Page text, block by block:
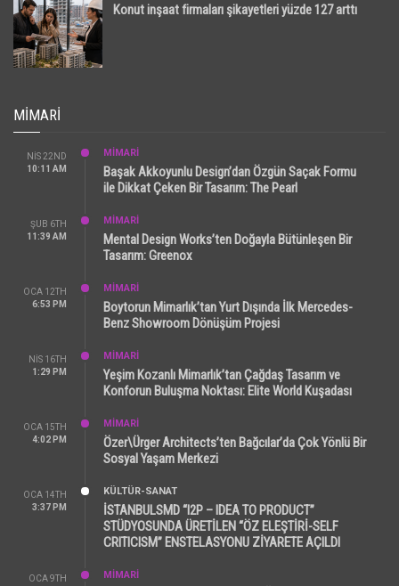
Konut inşaat firmaları şikayetleri yüzde 127 arttı
MIMARI
NIS 22ND
10:11 AM
MİMARİ
Başak Akkoyunlu Design’dan Özgün Saçak Formu
ile Dikkat Çeken Bir Tasarım: The Pearl
ŞUB 6TH
11:39 AM
MİMARİ
Mental Design Works’ten Doğayla Bütünleşen Bir
Tasarım: Greenox
OCA 12TH
6:53 PM
MİMARİ
Boytorun Mimarlık’tan Yurt Dışında İlk Mercedes-
Benz Showroom Dönüşüm Projesi
NIS 16TH
1:29 PM
MİMARİ
Yeşim Kozanlı Mimarlık’tan Çağdaş Tasarım ve
Konforun Buluşma Noktası: Elite World Kuşadası
OCA 15TH
4:02 PM
MİMARİ
Özer\Ürger Architects’ten Bağcılar’da Çok Yönlü Bir
Sosyal Yaşam Merkezi
OCA 14TH
3:37 PM
KÜLTÜR-SANAT
İSTANBULSMD “I2P – IDEA TO PRODUCT”
STÜDYOSUNDA ÜRETİLEN “ÖZ ELEŞTİRİ-SELF
CRITICISM” ENSTELASYONU ZİYARETE AÇILDI
OCA 9TH
MİMARİ